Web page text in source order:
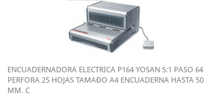
ENCUADERNADORA ELECTRICA P164 YOSAN 5:1 PASO 64
PERFORA 25 HOJAS TAMAÐO A4 ENCUADERNA HASTA 50
MM. C